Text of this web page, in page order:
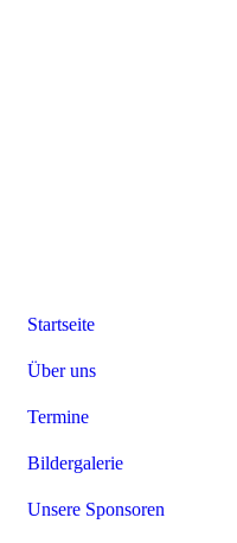
Startseite
Über uns
Termine
Bildergalerie
Unsere Sponsoren